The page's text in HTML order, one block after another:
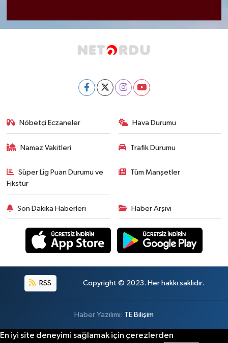
Nöbetçi Eczaneler Hava Durumu
Namaz Vakitleri Trafik Durumu
Süper Lig Puan Durumu ve
Fikstür
Tüm Manşetler
Son Dakika Haberleri Haber Arşivi
RSS Copyright © 2023. Her hakkı saklıdır.
Haber Yazılımı: TE Bilişim
En iyi site deneyimi sağlamak için çerezlerden